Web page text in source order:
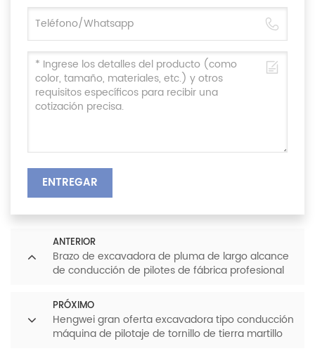
ENTREGAR
ANTERIOR
Brazo de excavadora de pluma de largo alcance
de conducción de pilotes de fábrica profesional
PRÓXIMO
Hengwei gran oferta excavadora tipo conducción
máquina de pilotaje de tornillo de tierra martillo